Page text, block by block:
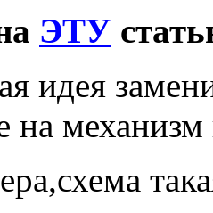
ЭТУ
идея
на